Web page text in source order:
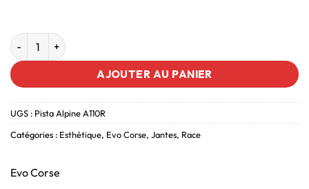
AJOUTER AU PANIER
UGS : Pista Alpine A110R
Catégories : Esthétique, Evo Corse, Jantes, Race
Evo Corse